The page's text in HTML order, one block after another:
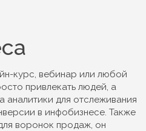
курс, вебинар или любой
привлекать людей, а
аналитики для отслеживания
в инфобизнесе. Также
воронок продаж, он